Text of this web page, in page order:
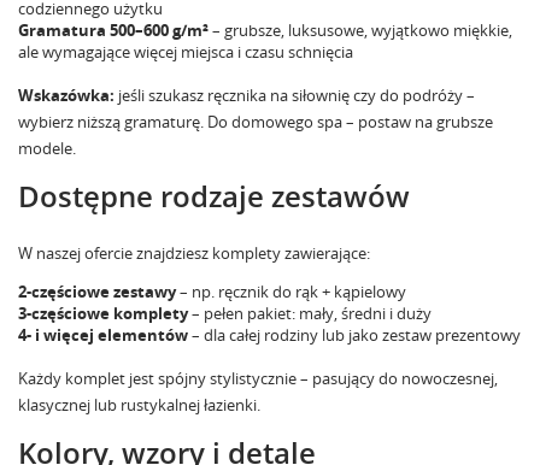
codziennego użytku
Gramatura 500–600 g/m²– grubsze, luksusowe, wyjątkowo miękkie,
ale wymagające więcej miejsca i czasu schnięcia
Wskazówka: jeśli szukasz ręcznika na siłownię czy do podróży –
wybierz niższą gramaturę. Do domowego spa – postaw na grubsze
modele.
Dostępne rodzaje zestawów
W naszej ofercie znajdziesz komplety zawierające:
2-częściowe zestawy– np. ręcznik do rąk + kąpielowy
3-częściowe komplety– pełen pakiet: mały, średni i duży
4- i więcej elementów– dla całej rodziny lub jako zestaw prezentowy
Każdy komplet jest spójny stylistycznie – pasujący do nowoczesnej,
klasycznej lub rustykalnej łazienki.
Kolory, wzory i detale